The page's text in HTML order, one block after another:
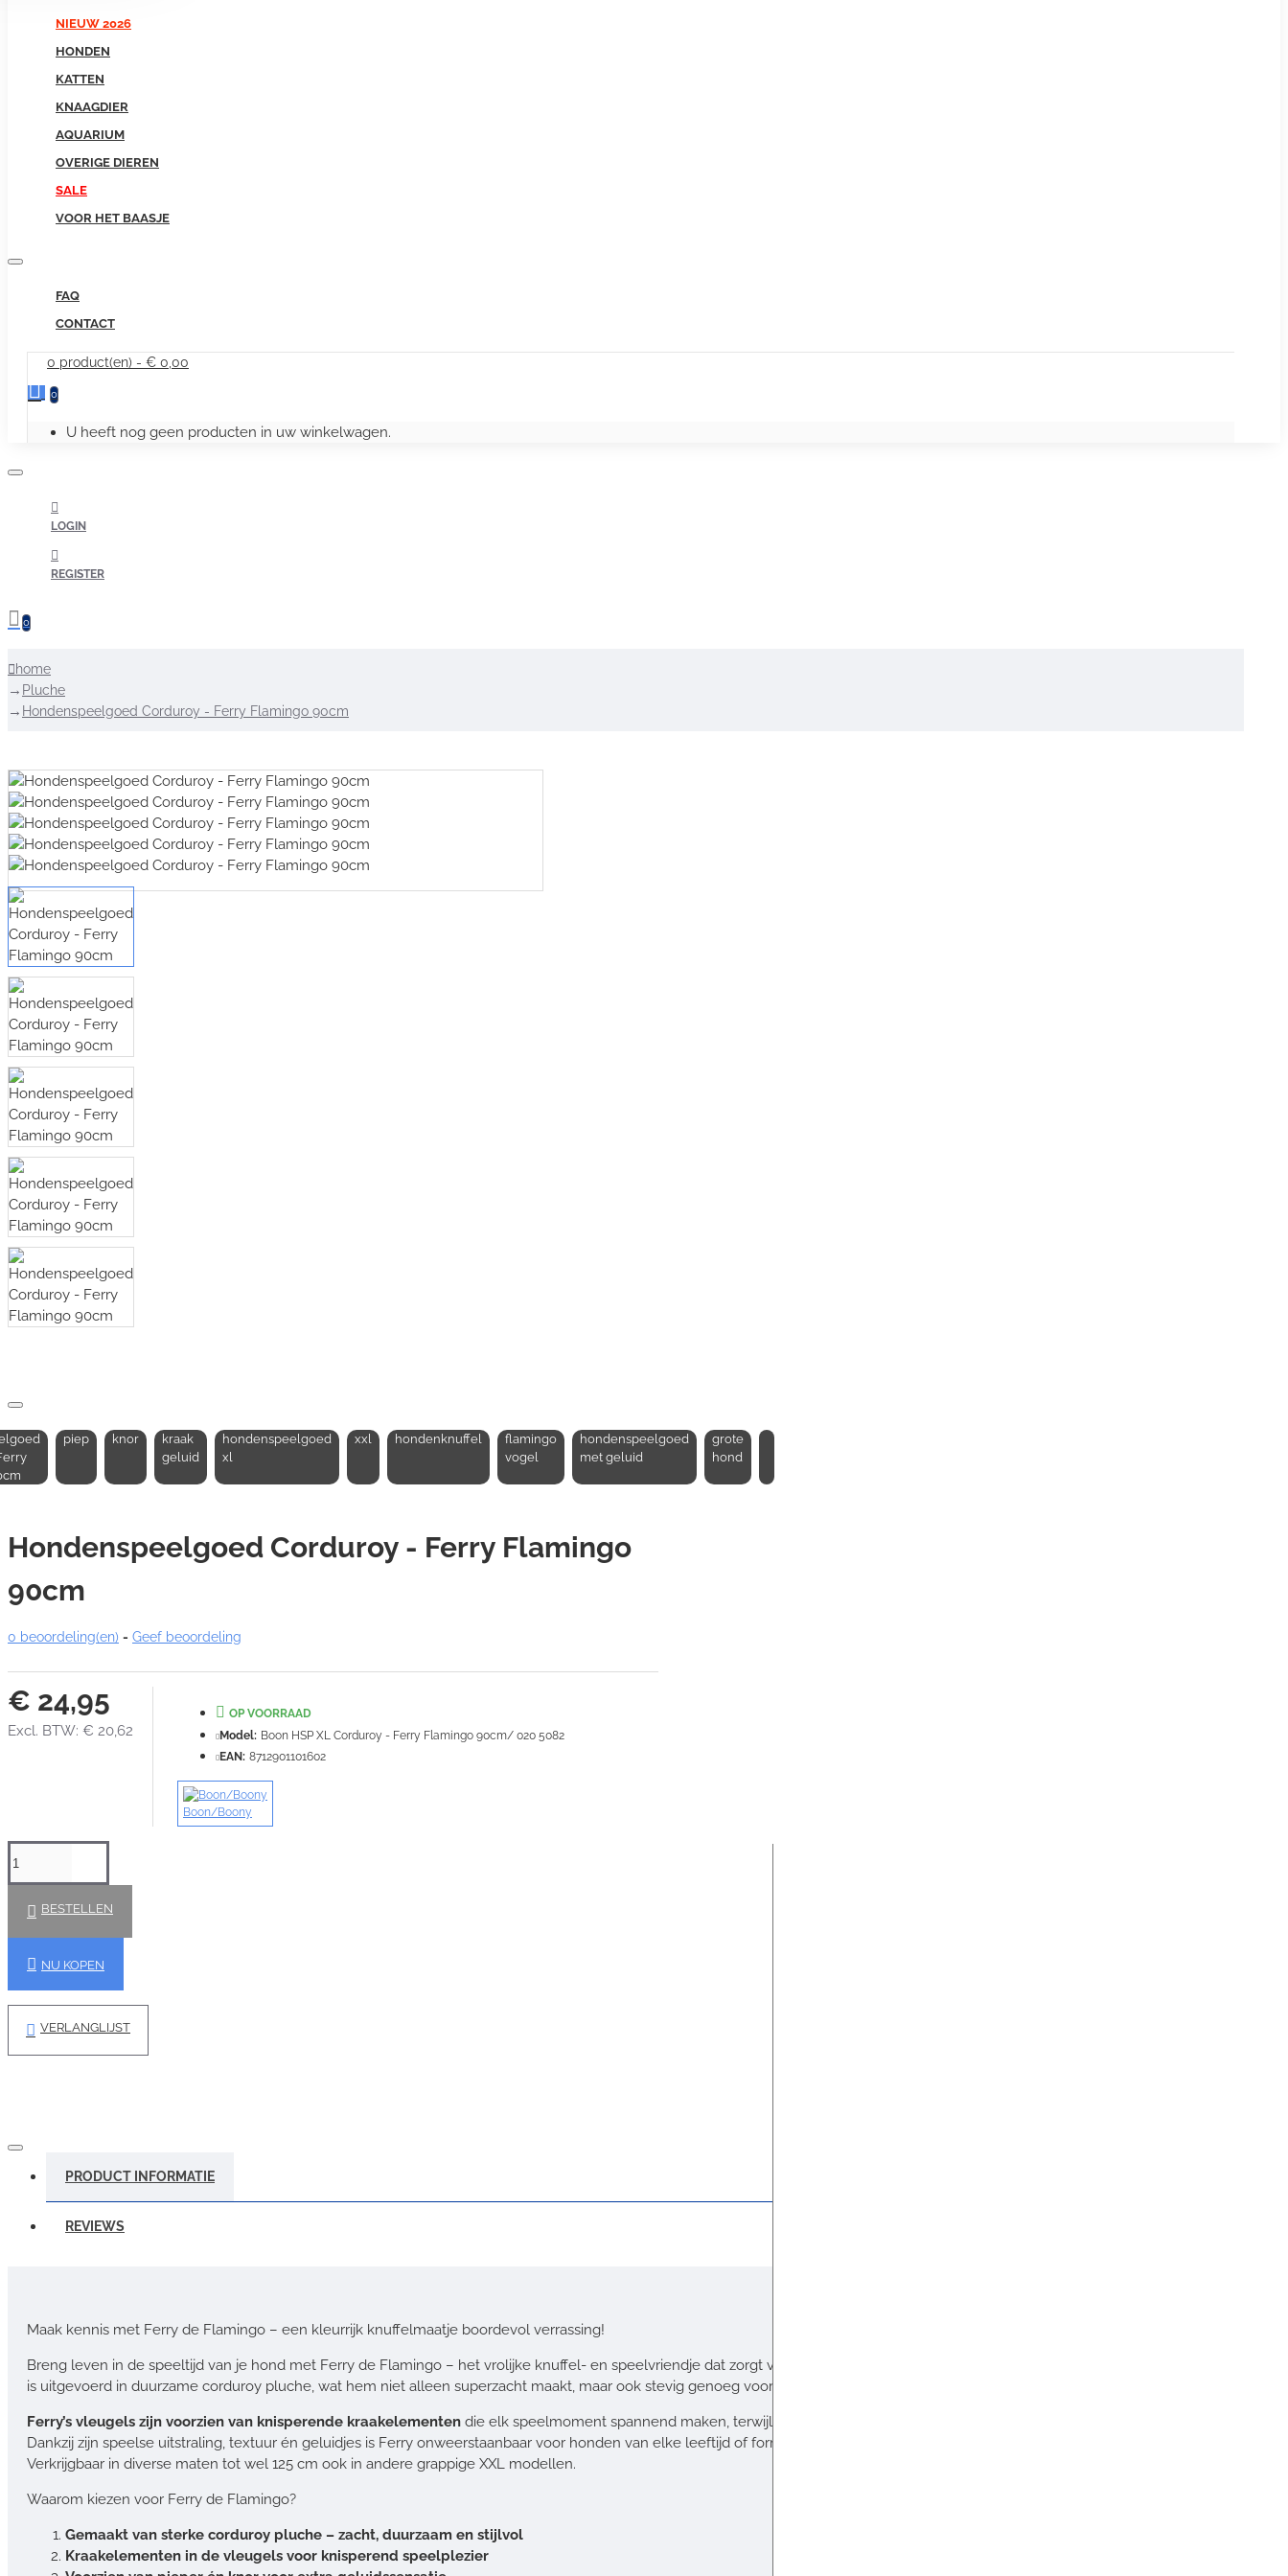
NIEUW 2026
HONDEN
KATTEN
KNAAGDIER
AQUARIUM
OVERIGE DIEREN
SALE
VOOR HET BAASJE
FAQ
CONTACT
0 product(en) - € 0,00
0
U heeft nog geen producten in uw winkelwagen.
LOGIN
REGISTER
0
home
Pluche
Hondenspeelgoed Corduroy - Ferry Flamingo 90cm
piep knor
kraak
geluid
hondenspeelgoed
xl
xxl hondenknuffel
flamingo
vogel
hondenspeelgoed
met geluid
grote
hond
Hondenspeelgoed Corduroy - Ferry Flamingo
90cm
0 beoordeling(en) - Geef beoordeling
€ 24,95
Excl. BTW: € 20,62
OP VOORRAAD
Model: Boon HSP XL Corduroy - Ferry Flamingo 90cm/ 020 5082
EAN: 8712901101602
Boon/Boony
BESTELLEN
NU KOPEN
VERLANGLIJST
PRODUCT INFORMATIE
REVIEWS
Maak kennis met Ferry de Flamingo – een kleurrijk knuffelmaatje boordevol verrassing!
Breng leven in de speeltijd van je hond met Ferry de Flamingo – het vrolijke knuffel- en speelvriendje dat zorgt voor eindeloos speelplezier én knuffelcomfort. Deze charmante flamingo
is uitgevoerd in duurzame corduroy pluche, wat hem niet alleen superzacht maakt, maar ook stevig genoeg voor enthousiaste speelkameraadjes.
Ferry’s vleugels zijn voorzien van knisperende kraakelementen die elk speelmoment spannend maken, terwijl een
Dankzij zijn speelse uitstraling, textuur én geluidjes is Ferry onweerstaanbaar voor honden van elke leeftijd of formaat.
Verkrijgbaar in diverse maten tot wel 125 cm ook in andere grappige XXL modellen.
Waarom kiezen voor Ferry de Flamingo?
Gemaakt van sterke corduroy pluche – zacht, duurzaam en stijlvol
Kraakelementen in de vleugels voor knisperend speelplezier